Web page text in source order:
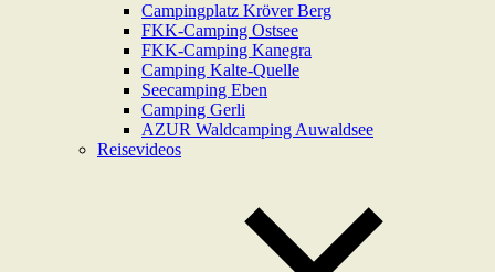
Campingplatz Kröver Berg
FKK-Camping Ostsee
FKK-Camping Kanegra
Camping Kalte-Quelle
Seecamping Eben
Camping Gerli
AZUR Waldcamping Auwaldsee
Reisevideos